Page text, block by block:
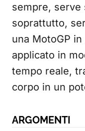
sempre, serve
soprattutto,
una MotoGP
applicato in
tempo reale,
corpo in un
ARGOMENTI